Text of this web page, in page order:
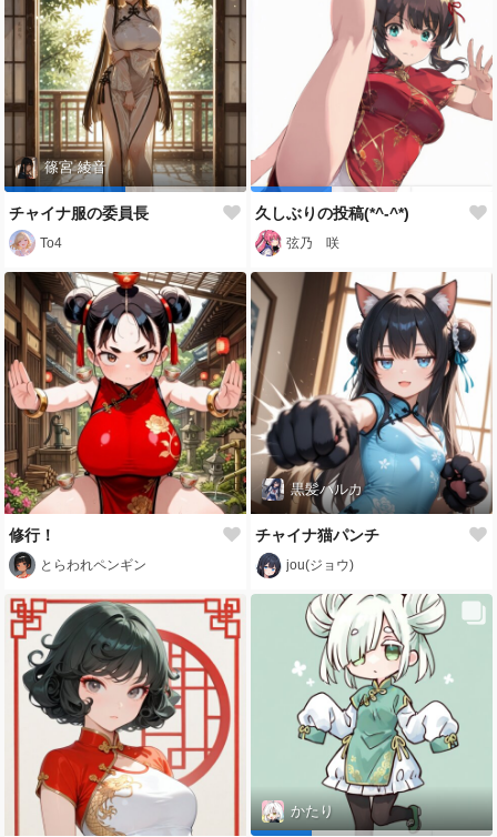
篠宮 綾音
チャイナ服の委員長
To4
久しぶりの投稿(*^-^*)
弦乃 咲
修行！
とらわれペンギン
黒髪ハルカ
チャイナ猫パンチ
jou(ジョウ)
かたり